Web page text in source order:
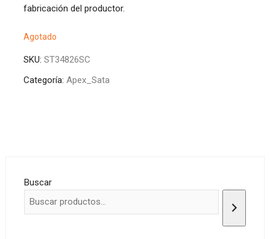
fabricación del productor.
Agotado
SKU: ST34826SC
Categoría: Apex_Sata
Buscar